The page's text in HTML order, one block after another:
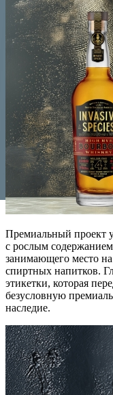
Премиальный проект
с рослым
занимающего место
спиртных напитков.
этикетки, которая
безусловную
наследие.